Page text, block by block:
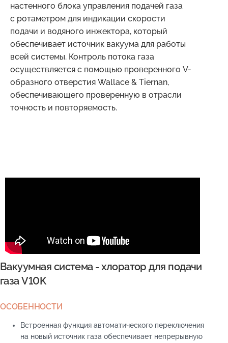
настенного блока управления подачей газа
с ротаметром для индикации скорости
подачи и водяного инжектора, который
обеспечивает источник вакуума для работы
всей системы. Контроль потока газа
осуществляется с помощью проверенного V-
образного отверстия Wallace & Tiernan,
обеспечивающего проверенную в отрасли
точность и повторяемость.
Вакуумная система - хлоратор для подачи
газа V10K
ОСОБЕННОСТИ
Встроенная функция автоматического переключения
на новый источник газа обеспечивает непрерывную